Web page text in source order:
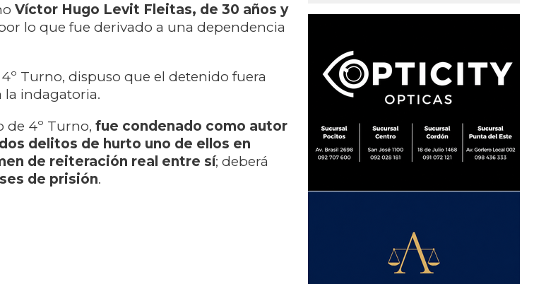
Víctor Hugo Levit Fleitas, de 30 años y
lo que fue derivado a una dependencia
Turno, dispuso que el detenido fuera
la indagatoria.
de 4º Turno, fue condenado como autor
delitos de hurto uno de ellos en
de reiteración real entre sí; deberá
de prisión.